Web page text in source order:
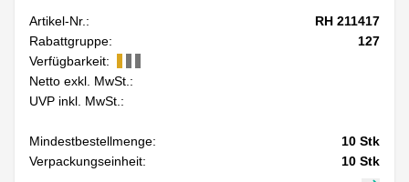
Artikel-Nr.:
RH 211417
Rabattgruppe:
127
Verfügbarkeit:
Netto exkl. MwSt.:
UVP inkl. MwSt.:
Mindestbestellmenge: 10 Stk
Verpackungseinheit:
10 Stk